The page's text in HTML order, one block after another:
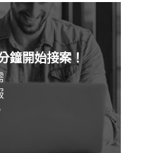
鐘開始接案！